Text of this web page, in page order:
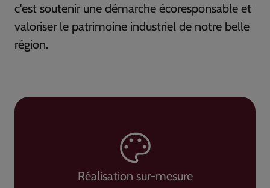
c'est soutenir une démarche écoresponsable et
valoriser le patrimoine industriel de notre belle
région.
Réalisation sur-mesure